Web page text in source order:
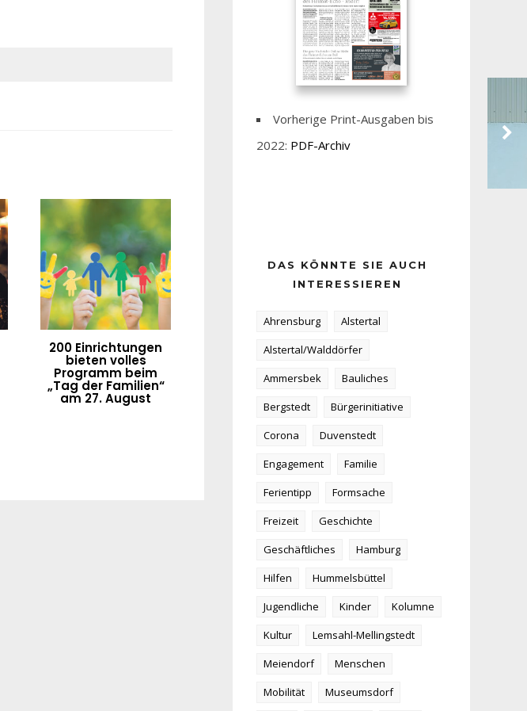
200 Einrichtungen
bieten volles
Programm beim
„Tag der Familien“
am 27. August
Vorherige Print-Ausgaben bis
2022: PDF-Archiv
DAS KÖNNTE SIE AUCH
INTERESSIEREN
Ahrensburg
Alstertal
Alstertal/Walddörfer
Ammersbek
Bauliches
Bergstedt
Bürgerinitiative
Corona
Duvenstedt
Engagement
Familie
Ferientipp
Formsache
Freizeit
Geschichte
Geschäftliches
Hamburg
Hilfen
Hummelsbüttel
Jugendliche
Kinder
Kolumne
Kultur
Lemsahl-Mellingstedt
Meiendorf
Menschen
Mobilität
Museumsdorf